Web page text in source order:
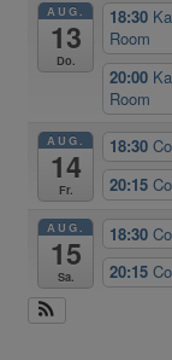
AUG.
13
Do.
18:30
Room
20:00
Room
AUG.
14
Fr.
18:30
20:15
AUG.
15
Sa.
18:30
20:15